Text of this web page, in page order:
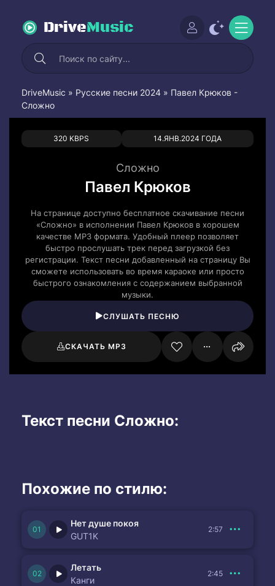
DriveMusic
DriveMusic » Русские песни 2024 » Павел Крюков -
Сложно
320 KBPS 14.ЯНВ.2024 ГОДА
0 0
Сложно
Павел Крюков
На странице доступно бесплатное скачивание песни
«Сложно» в исполнении Павел Крюков в хорошем
качестве MP3 формата. Удобный плеер позволяет
быстро прослушать трек перед загрузкой без
регистрации. Текст песни добавленный на страницу Вы
сможете использовать во время караоке или просто
быстрого ознакомления с содержанием выбранной
музыки.
СЛУШАТЬ ПЕСНЮ
СКАЧАТЬ MP3
Текст песни Сложно:
Похожие по стилю:
Нет душе покоя
GUT1K
2:57
Летать
Канги
2:45